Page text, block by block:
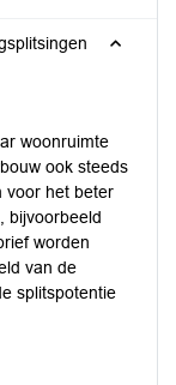
woonruimte
ook steeds
voor het beter
bijvoorbeeld
worden
van de
splitspotentie